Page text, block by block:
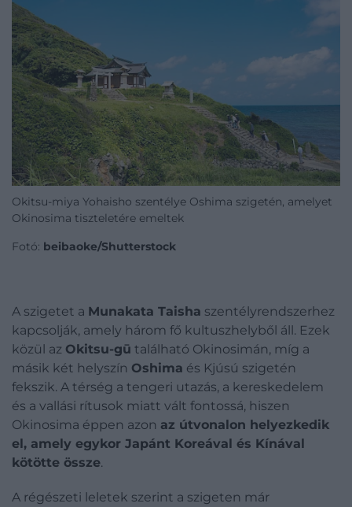
Okitsu-miya Yohaisho szentélye Oshima szigetén, amelyet
Okinosima tiszteletére emeltek
Fotó: beibaoke/Shutterstock
A szigetet a Munakata Taisha szentélyrendszerhez
kapcsolják, amely három fő kultuszhelyből áll. Ezek
közül az Okitsu-gū található Okinosimán, míg a
másik két helyszín Oshima és Kjúsú szigetén
fekszik. A térség a tengeri utazás, a kereskedelem
és a vallási rítusok miatt vált fontossá, hiszen
Okinosima éppen azon az útvonalon helyezkedik
el, amely egykor Japánt Koreával és Kínával
kötötte össze.
A régészeti leletek szerint a szigeten már